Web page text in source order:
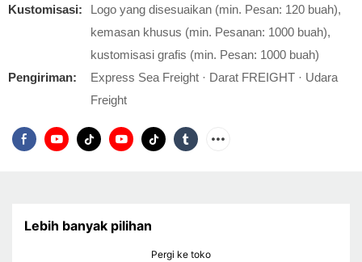
Kustomisasi:
Logo yang disesuaikan (min. Pesan: 120 buah),
kemasan khusus (min. Pesanan: 1000 buah),
kustomisasi grafis (min. Pesan: 1000 buah)
Pengiriman:
Express Sea Freight · Darat FREIGHT · Udara
Freight
Lebih banyak pilihan
Pergi ke toko